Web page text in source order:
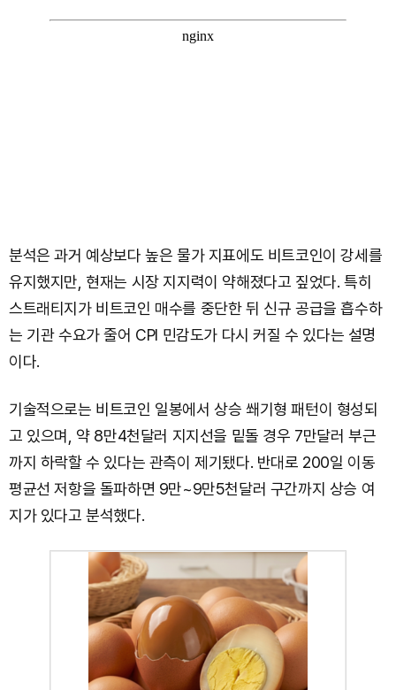
분석은 과거 예상보다 높은 물가 지표에도 비트코인이 강세를
유지했지만, 현재는 시장 지지력이 약해졌다고 짚었다. 특히
스트래티지가 비트코인 매수를 중단한 뒤 신규 공급을 흡수하
는 기관 수요가 줄어 CPI 민감도가 다시 커질 수 있다는 설명
이다.
기술적으로는 비트코인 일봉에서 상승 쐐기형 패턴이 형성되
고 있으며, 약 8만4천달러 지지선을 밑돌 경우 7만달러 부근
까지 하락할 수 있다는 관측이 제기됐다. 반대로 200일 이동
평균선 저항을 돌파하면 9만~9만5천달러 구간까지 상승 여
지가 있다고 분석했다.